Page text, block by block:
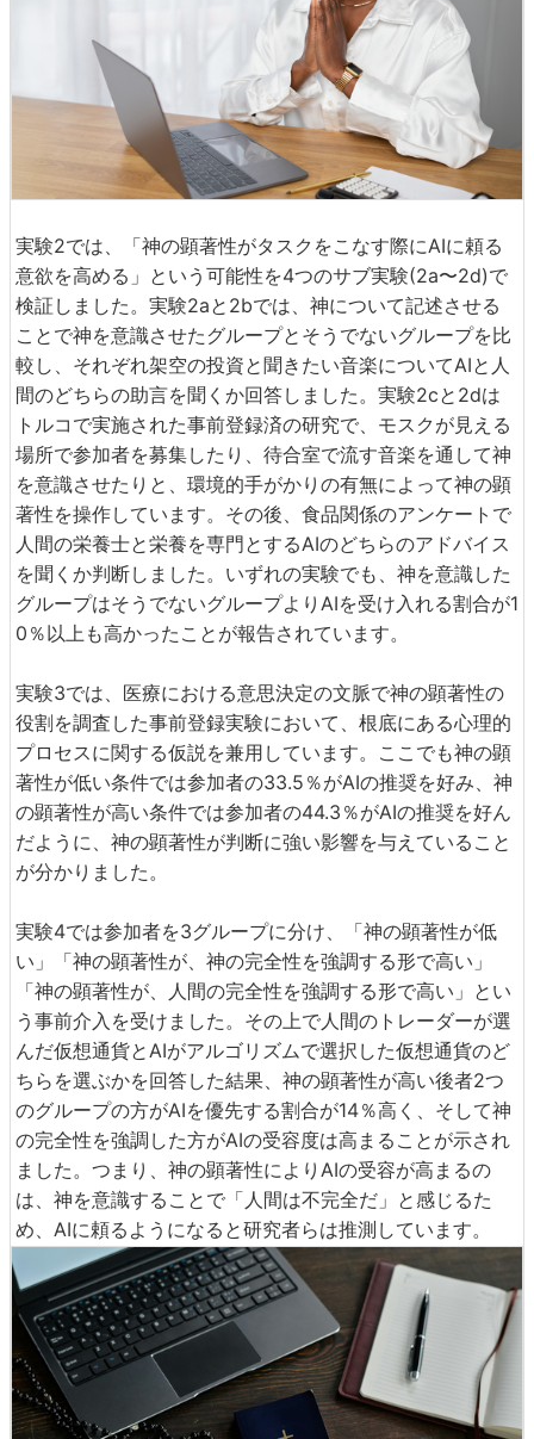
実験2では、「神の顕著性がタスクをこなす際にAIに頼る
意欲を高める」という可能性を4つのサブ実験(2a〜2d)で
検証しました。実験2aと2bでは、神について記述させる
ことで神を意識させたグループとそうでないグループを比
較し、それぞれ架空の投資と聞きたい音楽についてAIと人
間のどちらの助言を聞くか回答しました。実験2cと2dは
トルコで実施された事前登録済の研究で、モスクが見える
場所で参加者を募集したり、待合室で流す音楽を通して神
を意識させたりと、環境的手がかりの有無によって神の顕
著性を操作しています。その後、食品関係のアンケートで
人間の栄養士と栄養を専門とするAIのどちらのアドバイス
を聞くか判断しました。いずれの実験でも、神を意識した
グループはそうでないグループよりAIを受け入れる割合が1
0％以上も高かったことが報告されています。
実験3では、医療における意思決定の文脈で神の顕著性の
役割を調査した事前登録実験において、根底にある心理的
プロセスに関する仮説を兼用しています。ここでも神の顕
著性が低い条件では参加者の33.5％がAIの推奨を好み、神
の顕著性が高い条件では参加者の44.3％がAIの推奨を好ん
だように、神の顕著性が判断に強い影響を与えていること
が分かりました。
実験4では参加者を3グループに分け、「神の顕著性が低
い」「神の顕著性が、神の完全性を強調する形で高い」
「神の顕著性が、人間の完全性を強調する形で高い」とい
う事前介入を受けました。その上で人間のトレーダーが選
んだ仮想通貨とAIがアルゴリズムで選択した仮想通貨のど
ちらを選ぶかを回答した結果、神の顕著性が高い後者2つ
のグループの方がAIを優先する割合が14％高く、そして神
の完全性を強調した方がAIの受容度は高まることが示され
ました。つまり、神の顕著性によりAIの受容が高まるの
は、神を意識することで「人間は不完全だ」と感じるた
め、AIに頼るようになると研究者らは推測しています。